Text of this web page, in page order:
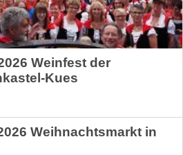
Weinfest der
Kues
Weihnachtsmarkt in